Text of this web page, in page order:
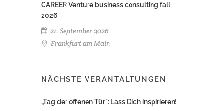
CAREER Venture business consulting fall
2026
21. September 2026
Frankfurt am Main
NÄCHSTE VERANTALTUNGEN
„Tag der offenen Tür": Lass Dich inspirieren!